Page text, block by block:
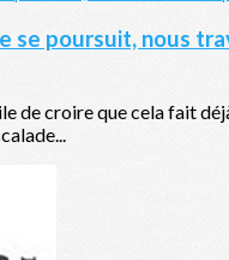
se poursuit, nous
de croire que cela fait